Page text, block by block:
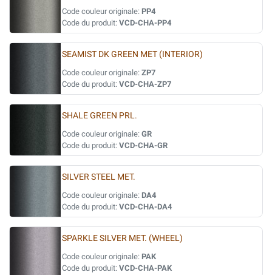
Code couleur originale: PP4
Code du produit: VCD-CHA-PP4
SEAMIST DK GREEN MET (INTERIOR)
Code couleur originale: ZP7
Code du produit: VCD-CHA-ZP7
SHALE GREEN PRL.
Code couleur originale: GR
Code du produit: VCD-CHA-GR
SILVER STEEL MET.
Code couleur originale: DA4
Code du produit: VCD-CHA-DA4
SPARKLE SILVER MET. (WHEEL)
Code couleur originale: PAK
Code du produit: VCD-CHA-PAK